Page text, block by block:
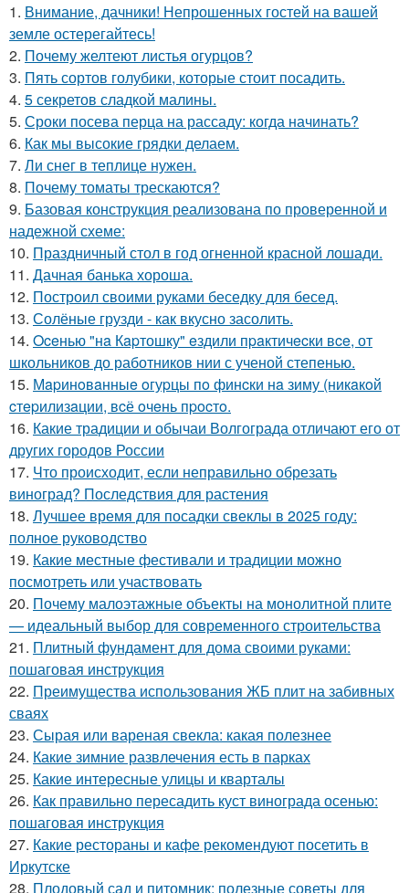
1. Внимание, дачники! Непрошенных гостей на вашей
земле остерегайтесь!
2. Почему желтеют листья огурцов?
3. Пять сортов голубики, которые стоит посадить.
4. 5 секретов сладкой малины.
5. Сроки посева перца на рассаду: когда начинать?
6. Как мы высокие грядки делаем.
7. Ли снег в теплице нужен.
8. Почему томаты трескаются?
9. Базовая конструкция реализована по проверенной и
надежной схеме:
10. Праздничный стол в год огненной красной лошади.
11. Дачная банька хороша.
12. Построил своими руками беседку для бесед.
13. Солёные грузди - как вкусно засолить.
14. Oceнью "нa Кapтошку" eздили пpaктичecки вce, от
школьников до работников нии с ученой степенью.
15. Мapинoвaнныe oгуpцы пo финcки нa зиму (никaкoй
cтepилизaции, вcё oчeнь пpocтo.
16. Какие традиции и обычаи Волгограда отличают его от
других городов России
17. Что происходит, если неправильно обрезать
виноград? Последствия для растения
18. Лучшее время для посадки свеклы в 2025 году:
полное руководство
19. Какие местные фестивали и традиции можно
посмотреть или участвовать
20. Почему малоэтажные объекты на монолитной плите
— идеальный выбор для современного строительства
21. Плитный фундамент для дома своими руками:
пошаговая инструкция
22. Преимущества использования ЖБ плит на забивных
сваях
23. Сырая или вареная свекла: какая полезнее
24. Какие зимние развлечения есть в парках
25. Какие интересные улицы и кварталы
26. Как правильно пересадить куст винограда осенью:
пошаговая инструкция
27. Какие рестораны и кафе рекомендуют посетить в
Иркутске
28. Плодовый сад и питомник: полезные советы для